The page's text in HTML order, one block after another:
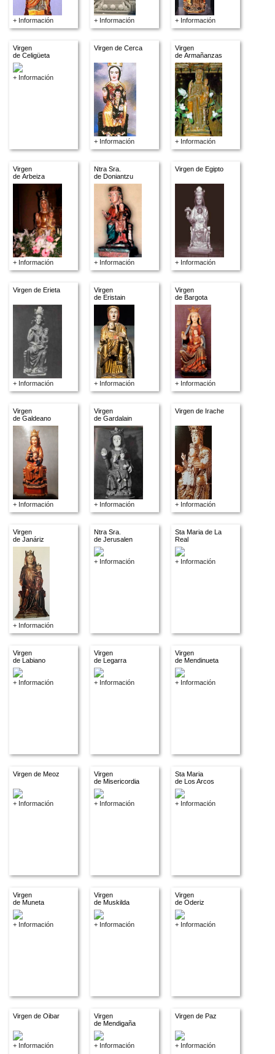
+ Información + Información + Información
Virgen
de Celigüeta
+ Información
Virgen de Cerca
+ Información
Virgen
de Armañanzas
+ Información
Virgen
de Arbeiza
+ Información
Ntra Sra.
de Doniantzu
+ Información
Virgen de Egipto
+ Información
Virgen de Erieta
+ Información
Virgen
de Eristain
+ Información
Virgen
de Bargota
+ Información
Virgen
de Galdeano
+ Información
Virgen
de Gardalain
+ Información
Virgen de Irache
+ Información
Virgen
de Janáriz
+ Información
Ntra Sra.
de Jerusalen
+ Información
Sta Maria de La
Real
+ Información
Virgen
de Labiano
+ Información
Virgen
de Legarra
+ Información
Virgen
de Mendinueta
+ Información
Virgen de Meoz
+ Información
Virgen
de Misericordia
+ Información
Sta Maria
de Los Arcos
+ Información
Virgen
de Muneta
+ Información
Virgen
de Muskilda
+ Información
Virgen
de Oderiz
+ Información
Virgen de Oibar
+ Información
Virgen
de Mendigaña
+ Información
Virgen de Paz
+ Información